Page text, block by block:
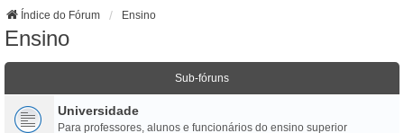
Índice do Fórum Ensino
Ensino
Sub-fóruns
Universidade
Para professores, alunos e funcionários do ensino superior